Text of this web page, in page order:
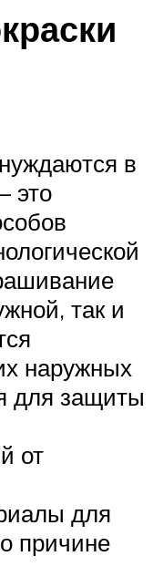
в
это
так и
наружных
для защиты
от
для
причине